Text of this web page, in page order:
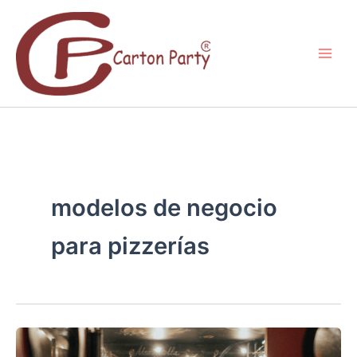
contenido
modelos de negocio
para pizzerías
¿CÓMO